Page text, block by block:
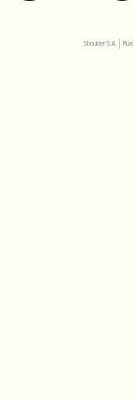
Shoulder S.A. |